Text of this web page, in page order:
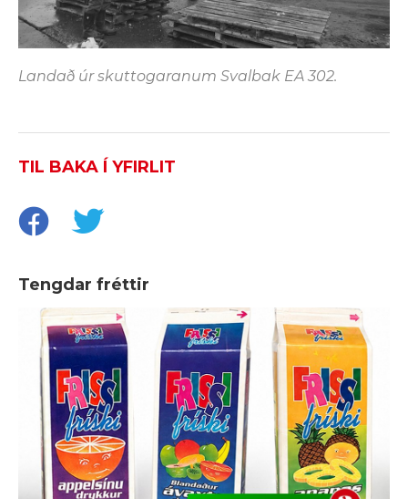
Landað úr skuttogaranum Svalbak EA 302.
TIL BAKA Í YFIRLIT
Tengdar fréttir